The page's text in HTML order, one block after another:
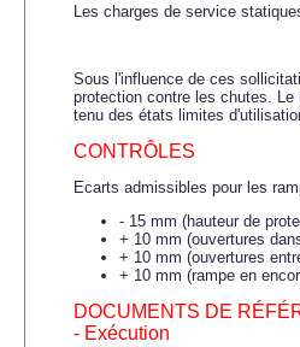
Les charges de service
Sous l'influence de ces
protection contre les chutes.
tenu des états limites
CONTRÔLES
Ecarts admissibles pour les
- 15 mm (hauteur de
+ 10 mm (ouvertures
+ 10 mm (ouvertures
+ 10 mm (rampe en
DOCUMENTS DE
- Exécution